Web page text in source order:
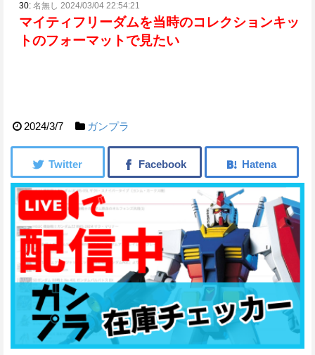
30: 名無し 2024/03/04 22:54:21
マイティフリーダムを当時のコレクションキッ
トのフォーマットで見たい
2024/3/7 ガンプラ